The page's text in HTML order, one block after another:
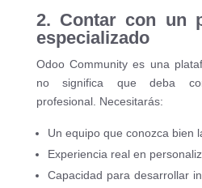
2. Contar con un
especializado
Odoo Community es una
no significa que deba
profesional. Necesitarás:
Un equipo que conozca bien
Experiencia real en
Capacidad para desarrollar